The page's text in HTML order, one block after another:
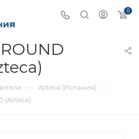
0
— Azteca (Испания) —
(Azteca)